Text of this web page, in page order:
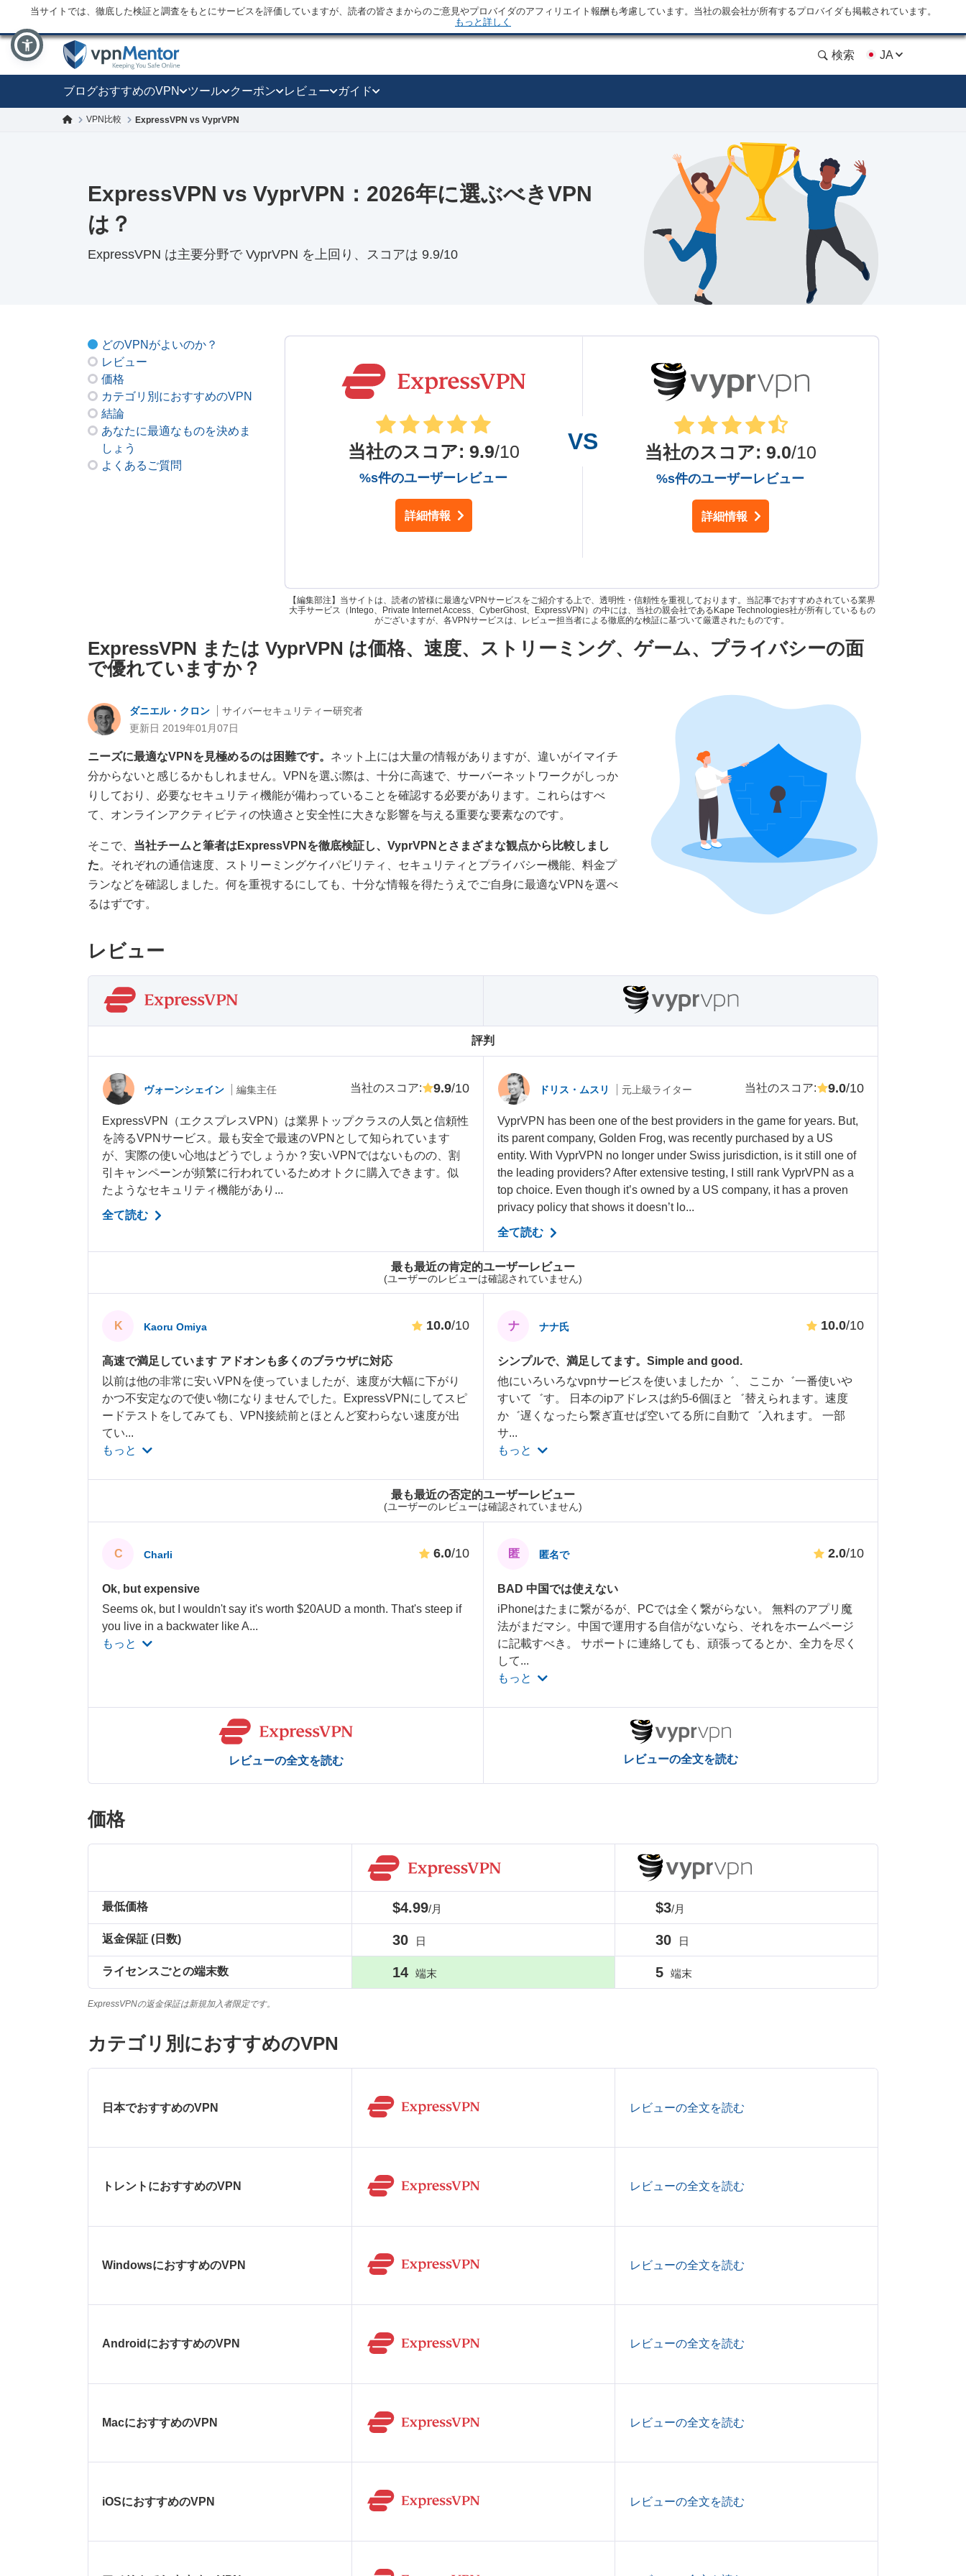
当サイトでは、徹底した検証と調査をもとにサービスを評価していますが、読者の皆さまからのご意見やプロバイダのアフィリエイト報酬も考慮しています。当社の親会社が所有するプロバイダも掲載されています。
もっと詳しく
検索 JA
ブログおすすめのVPN ツール クーポン レビュー ガイド
VPN比較 ExpressVPN vs VyprVPN
ExpressVPN vs VyprVPN：2026年に選ぶべきVPN
は？
ExpressVPN は主要分野で VyprVPN を上回り、スコアは 9.9/10
どのVPNがよいのか？
レビュー
価格
カテゴリ別におすすめのVPN
結論
あなたに最適なものを決めま
しょう
よくあるご質問
当社のスコア: 9.9/10
%s件のユーザーレビュー
詳細情報
当社のスコア: 9.0/10
%s件のユーザーレビュー
詳細情報
【編集部注】当サイトは、読者の皆様に最適なVPNサービスをご紹介する上で、透明性・信頼性を重視しております。当記事でおすすめされている業界
大手サービス（Intego、Private Internet Access、CyberGhost、ExpressVPN）の中には、当社の親会社であるKape Technologies社が所有しているもの
がございますが、各VPNサービスは、レビュー担当者による徹底的な検証に基づいて厳選されたものです。
ExpressVPN または VyprVPN は価格、速度、ストリーミング、ゲーム、プライバシーの面
で優れていますか？
ダニエル・クロン
サイバーセキュリティー研究者
更新日 2019年01月07日
ニーズに最適なVPNを見極めるのは困難です。 ネット上には大量の情報がありますが、違いがイマイチ
分からないと感じるかもしれません。VPNを選ぶ際は、十分に高速で、サーバーネットワークがしっか
りしており、必要なセキュリティ機能が備わっていることを確認する必要があります。これらはすべ
て、オンラインアクティビティの快適さと安全性に大きな影響を与える重要な要素なのです。
そこで、 当社チームと筆者はExpressVPNを徹底検証し、VyprVPNとさまざまな観点から比較しまし
た。それぞれの通信速度、ストリーミングケイパビリティ、セキュリティとプライバシー機能、料金プ
ランなどを確認しました。何を重視するにしても、十分な情報を得たうえでご自身に最適なVPNを選べ
るはずです。
レビュー
評判
最も最近の肯定的ユーザーレビュー
(ユーザーのレビューは確認されていません)
最も最近の否定的ユーザーレビュー
(ユーザーのレビューは確認されていません)
ヴォーンシェイン 編集主任 当社のスコア: 9.9/10
ExpressVPN（エクスプレスVPN）は業界トップクラスの人気と信頼性
を誇るVPNサービス。最も安全で最速のVPNとして知られています
が、実際の使い心地はどうでしょうか？安いVPNではないものの、割
引キャンペーンが頻繁に行われているためオトクに購入できます。似
たようなセキュリティ機能があり...
全て読む
K Kaoru Omiya 10.0/10
高速で満足しています アドオンも多くのブラウザに対応
以前は他の非常に安いVPNを使っていましたが、速度が大幅に下がり
かつ不安定なので使い物になりませんでした。ExpressVPNにしてスピ
ードテストをしてみても、VPN接続前とほとんど変わらない速度が出
てい...
もっと
C Charli 6.0/10
Ok, but expensive
Seems ok, but I wouldn't say it's worth $20AUD a month. That's steep if
you live in a backwater like A...
もっと
レビューの全文を読む
ドリス・ムスリ 元上級ライター 当社のスコア: 9.0/10
VyprVPN has been one of the best providers in the game for years. But,
its parent company, Golden Frog, was recently purchased by a US
entity. With VyprVPN no longer under Swiss jurisdiction, is it still one of
the leading providers? After extensive testing, I still rank VyprVPN as a
top choice. Even though it’s owned by a US company, it has a proven
privacy policy that shows it doesn’t lo...
全て読む
ナ ナナ氏 10.0/10
シンプルで、満足してます。Simple and good.
他にいろいろなvpnサービスを使いましたか゛、 ここか゛一番使いや
すいて゛す。 日本のipアドレスは約5-6個ほと゛替えられます。速度
か゛遅くなったら繋ぎ直せば空いてる所に自動て゛入れます。 一部
サ...
もっと
匿 匿名で 2.0/10
BAD 中国では使えない
iPhoneはたまに繋がるが、PCでは全く繋がらない。 無料のアプリ魔
法がまだマシ。中国で運用する自信がないなら、それをホームページ
に記載すべき。 サポートに連絡しても、頑張ってるとか、全力を尽く
して...
もっと
レビューの全文を読む
価格
最低価格
返金保証 (日数)
ライセンスごとの端末数
$4.99/月
30 日
14 端末
$3/月
30 日
5 端末
ExpressVPNの返金保証は新規加入者限定です。
カテゴリ別におすすめのVPN
日本でおすすめのVPN レビューの全文を読む
トレントにおすすめのVPN レビューの全文を読む
WindowsにおすすめのVPN レビューの全文を読む
AndroidにおすすめのVPN レビューの全文を読む
MacにおすすめのVPN レビューの全文を読む
iOSにおすすめのVPN レビューの全文を読む